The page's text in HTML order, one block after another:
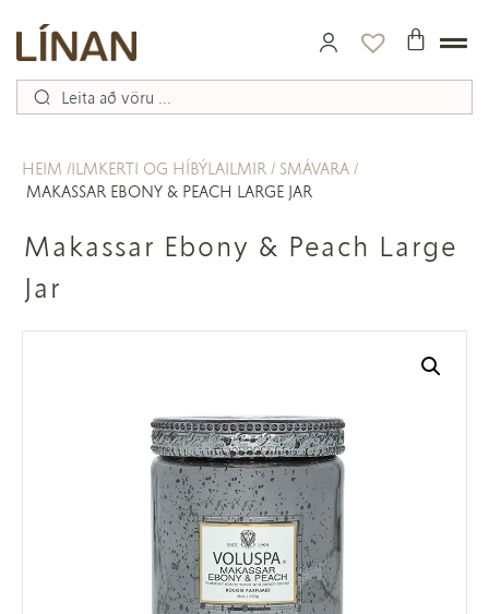
HEIM ILMKERTI OG HÍBÝLAILMIR
SMÁVARA
MAKASSAR EBONY & PEACH LARGE JAR
Makassar Ebony & Peach Large
Jar